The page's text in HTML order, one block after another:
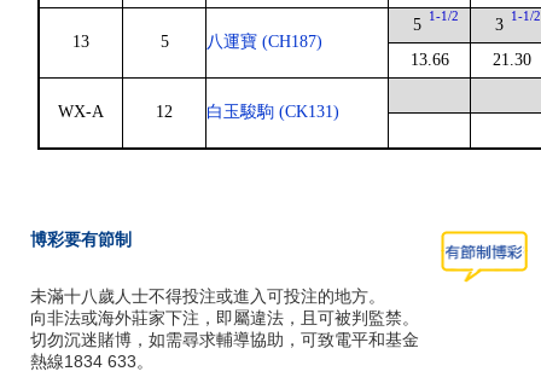
13 5 八運寶 (CH187)
5 1-1/2
13.66
3 1-1/2
21.30
WX-A 12 白玉駿駒 (CK131)
博彩要有節制
未滿十八歲人士不得投注或進入可投注的地方。
向非法或海外莊家下注，即屬違法，且可被判監禁。
切勿沉迷賭博，如需尋求輔導協助，可致電平和基金
熱線1834 633。